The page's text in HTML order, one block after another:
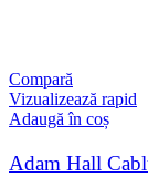
Compară
Vizualizează rapid
Adaugă în coș
Adam Hall